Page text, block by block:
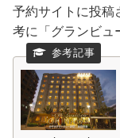
予約サイトに投稿
考に「グランビュ